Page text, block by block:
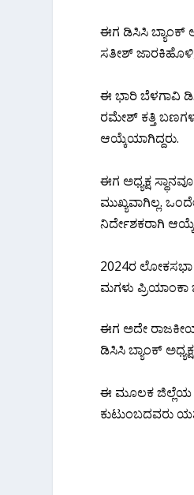
ಈಗ ಡಿಸಿಸಿ ಬ್ಯಾಂಕ್
ಸತೀಶ್
ಈ ಭಾರಿ ಬೆಳಗಾವಿ
ರಮೇಶ್ ಕತ್ತಿ
ಆಯ್ಕೆಯಾಗಿದ್ದರು.
ಈಗ ಅಧ್ಯಕ್ಷ
ಮುಖ್ಯವಾಗಿಲ್ಲ.
ನಿರ್ದೇಶಕರಾಗಿ
2024ರ ಲೋಕಸಭಾ
ಮಗಳು ಪ್ರಿಯಾಂಕಾ
ಈಗ ಅದೇ
ಡಿಸಿಸಿ ಬ್ಯಾಂಕ್
ಈ ಮೂಲಕ ಜಿಲ್ಲೆಯ
ಕುಟುಂಬದವರು